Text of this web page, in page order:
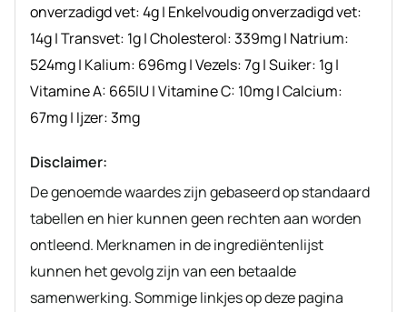
onverzadigd vet:4g| Enkelvoudig onverzadigd vet:
14g|Transvet: 1g|Cholesterol:339mg| Natrium:
524mg| Kalium: 696mg|Vezels:7g|Suiker: 1g|
Vitamine A: 665IU|Vitamine C: 10mg|Calcium:
67mg| Ijzer:3mg
Disclaimer:
De genoemde waardes zijn gebaseerd op standaard
tabellen en hier kunnen geen rechten aan worden
ontleend. Merknamen in de ingrediëntenlijst
kunnen het gevolg zijn van een betaalde
samenwerking. Sommige linkjes op deze pagina